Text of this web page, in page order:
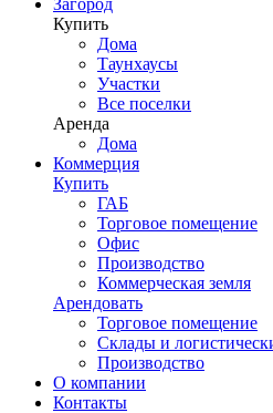
Загород
Купить
Дома
Таунхаусы
Участки
Все поселки
Аренда
Дома
Коммерция
Купить
ГАБ
Торговое помещение
Офис
Производство
Коммерческая земля
Арендовать
Торговое помещение
Склады и
Производство
О компании
Контакты